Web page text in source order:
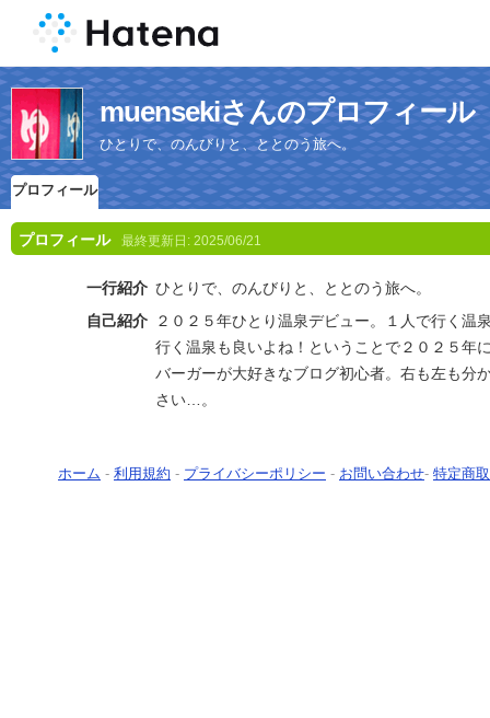
muensekiさんのプロフィール
ひとりで、のんびりと、ととのう旅へ。
プロフィール
プロフィール 最終更新日: 2025/06/21
一行紹介 ひとりで、のんびりと、ととのう旅へ。
自己紹介
２０２５年ひとり温泉デビュー。１人で行く温
行く温泉も良いよね！ということで２０２５年
バーガーが大好きなブログ初心者。右も左も分
さい…。
ホーム - 利用規約 - プライバシーポリシー - お問い合わせ- 特定商